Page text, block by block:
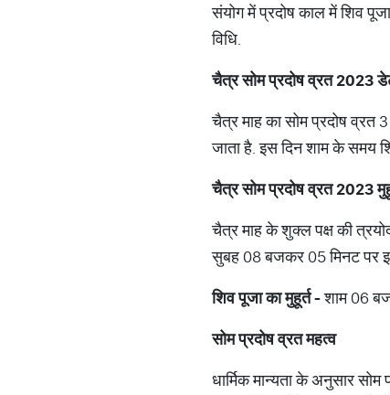
संयोग में प्रदोष काल में शिव
विधि.
चैत्रसोमप्रदोषव्रत2023
चैत्र माह का सोम प्रदोष व्रत
जाता है. इस दिन शाम के समय
चैत्रसोमप्रदोषव्रत2023
चैत्र माह के शुक्ल पक्ष की
सुबह 08 बजकर 05 मिनट पर
शिवपूजाकामुहूर्त-शाम 06
सोमप्रदोषव्रतमहत्व
धार्मिक मान्यता के अनुसार